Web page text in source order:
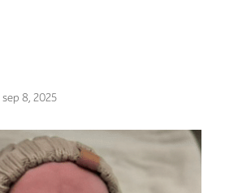
sep 8, 2025